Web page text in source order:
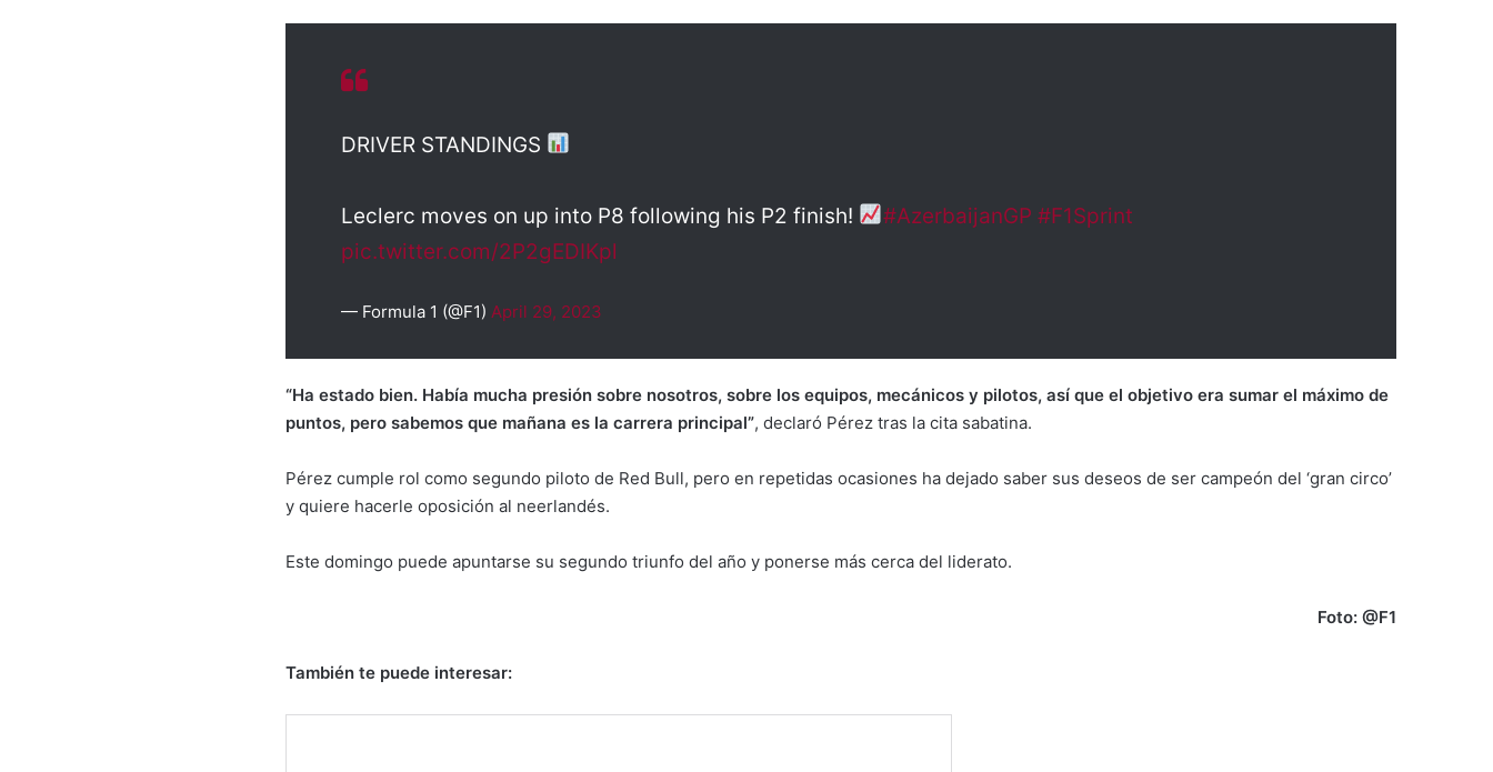
DRIVER STANDINGS
Leclerc moves on up into P8 following his P2 finish! #AzerbaijanGP #F1Sprint
pic.twitter.com/2P2gEDIKpl
— Formula 1 (@F1) April 29, 2023
“Ha estado bien. Había mucha presión sobre nosotros, sobre los equipos, mecánicos y pilotos, así que el objetivo era sumar el máximo de
puntos, pero sabemos que mañana es la carrera principal”, declaró Pérez tras la cita sabatina.
Pérez cumple rol como segundo piloto de Red Bull, pero en repetidas ocasiones ha dejado saber sus deseos de ser campeón del ‘gran circo’
y quiere hacerle oposición al neerlandés.
Este domingo puede apuntarse su segundo triunfo del año y ponerse más cerca del liderato.
Foto: @F1
También te puede interesar: